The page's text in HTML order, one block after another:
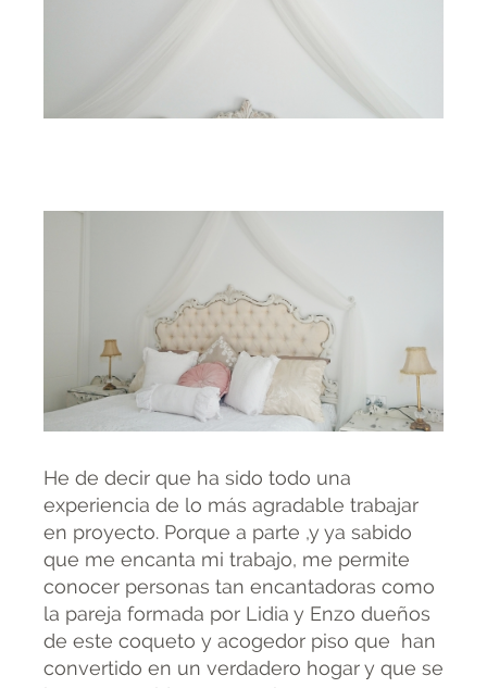
He de decir que ha sido todo una
experiencia de lo más agradable trabajar
en proyecto. Porque a parte ,y ya sabido
que me encanta mi trabajo, me permite
conocer personas tan encantadoras como
la pareja formada por Lidia y Enzo dueños
de este coqueto y acogedor piso que han
convertido en un verdadero hogar y que se